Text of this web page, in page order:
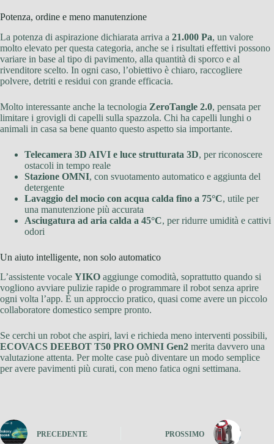
Potenza, ordine e meno manutenzione
La potenza di aspirazione dichiarata arriva a 21.000 Pa, un valore
molto elevato per questa categoria, anche se i risultati effettivi possono
variare in base al tipo di pavimento, alla quantità di sporco e al
rivenditore scelto. In ogni caso, l’obiettivo è chiaro, raccogliere
polvere, detriti e residui con grande efficacia.
Molto interessante anche la tecnologia ZeroTangle 2.0, pensata per
limitare i grovigli di capelli sulla spazzola. Chi ha capelli lunghi o
animali in casa sa bene quanto questo aspetto sia importante.
Telecamera 3D AIVI e luce strutturata 3D, per riconoscere
ostacoli in tempo reale
Stazione OMNI, con svuotamento automatico e aggiunta del
detergente
Lavaggio del mocio con acqua calda fino a 75°C, utile per
una manutenzione più accurata
Asciugatura ad aria calda a 45°C, per ridurre umidità e cattivi
odori
Un aiuto intelligente, non solo automatico
L’assistente vocale YIKO aggiunge comodità, soprattutto quando si
vogliono avviare pulizie rapide o programmare il robot senza aprire
ogni volta l’app. È un approccio pratico, quasi come avere un piccolo
collaboratore domestico sempre pronto.
Se cerchi un robot che aspiri, lavi e richieda meno interventi possibili,
ECOVACS DEEBOT T50 PRO OMNI Gen2 merita davvero una
valutazione attenta. Per molte case può diventare un modo semplice
per avere pavimenti più curati, con meno fatica ogni settimana.
PRECEDENTE PROSSIMO